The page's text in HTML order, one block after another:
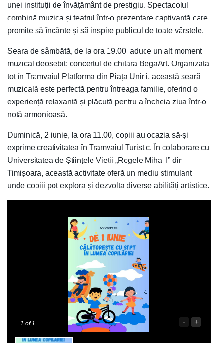
unei instituții de învățământ de prestigiu. Spectacolul
combină muzica și teatrul într-o prezentare captivantă care
promite să încânte și să inspire publicul de toate vârstele.
Seara de sâmbătă, de la ora 19.00, aduce un alt moment
muzical deosebit: concertul de chitară BegaArt. Organizată
tot în Tramvaiul Platforma din Piața Unirii, această seară
muzicală este perfectă pentru întreaga familie, oferind o
experiență relaxantă și plăcută pentru a încheia ziua într-o
notă armonioasă.
Duminică, 2 iunie, la ora 11.00, copiii au ocazia să-și
exprime creativitatea în Tramvaiul Turistic. În colaborare cu
Universitatea de Științele Vieții „Regele Mihai I” din
Timișoara, această activitate oferă un mediu stimulant
unde copiii pot explora și dezvolta diverse abilități artistice.
1 of 1 - +